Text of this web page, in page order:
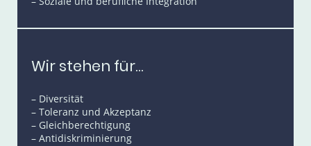
Wir stehen für...
– Diversität
– Toleranz und Akzeptanz
– Gleichberechtigung
– Antidiskriminierung